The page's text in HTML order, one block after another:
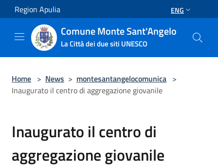
Salta al contenuto principale
Region Apulia ENG
Comune Monte Sant'Angelo
La Città dei due siti UNESCO
Home > News > montesantangelocomunica >
Inaugurato il centro di aggregazione giovanile
Inaugurato il centro di
aggregazione giovanile